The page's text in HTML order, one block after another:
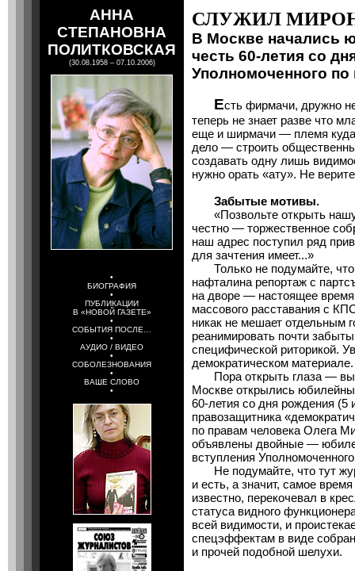
АННА
СТЕПАНОВНА
ПОЛИТКОВСКАЯ
(30.08.1958 – 07.10.2006)
•
БИОГРАФИЯ
•
ПУБЛИКАЦИИ
В «НОВОЙ ГАЗЕТЕ»
•
СОБЫТИЯ ПОСЛЕ…
•
АУДИО / ВИДЕО
•
СОБОЛЕЗНОВАНИЯ
•
ВАШЕ СЛОВО
•
СЛУЖИЛ
В Москве начались
честь 60-летия со
Уполномоченного
Есть фирмачи, дружно
теперь не знает разве что
еще и ширмачи — племя
дело — строить
создавать одну лишь
нужно орать «ату». Не
Забытые мотивы.
«Позвольте открыть
честно — торжественное
наш адрес поступил ряд
для зачтения имеет...»
Только не подумайте, что
нафталина репортаж с
на дворе — настоящее
массового расставания с
никак не мешает отдельным
реанимировать почти
специфической риторикой.
демократическом материале.
Пора открыть глаза —
Москве открылись
60-летия со дня рождения (5
правозащитника
по правам человека Олега
объявлены двойные —
вступления
Не подумайте, что тут
и есть, а значит, самое
известно, перекочевал в
статуса видного
всей видимости, и
спецэффектам в виде
и прочей подобной шелухи.